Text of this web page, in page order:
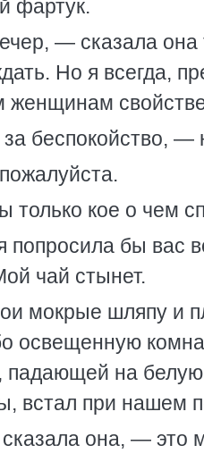
фартук.
— сказала она
Но я всегда,
беспокойство, —
только кое о чем
бы вас
чай стынет.
мокрые шляпу и
освещенную
падающей на
встал при нашем
она, — это